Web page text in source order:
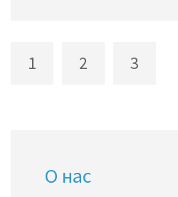
открытия, живые
поисках стоящих историй.
1 2 3
О нас